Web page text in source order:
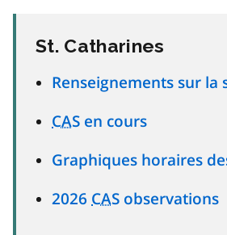
St. Catharines
Renseignements sur la
CAS en cours
Graphiques horaires
2026 CAS observations